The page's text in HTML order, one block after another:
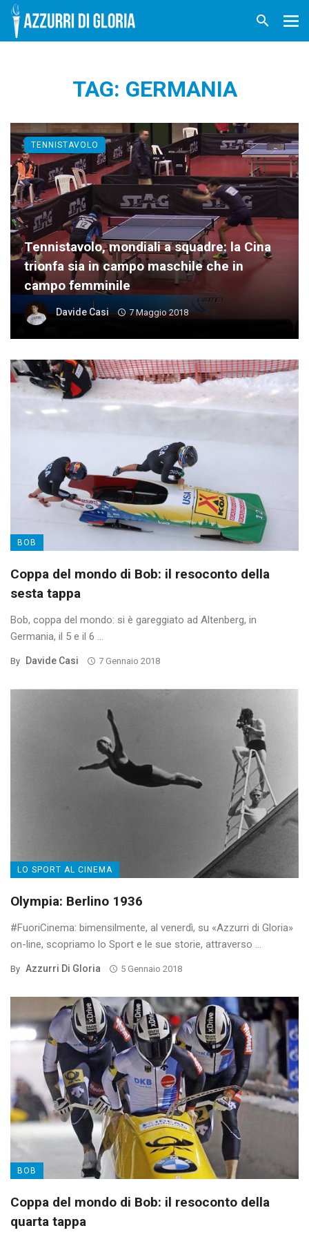
TAG: GERMANIA
Tennistavolo, mondiali a squadre: la Cina
trionfa sia in campo maschile che in
campo femminile
Davide Casi 7 Maggio 2018
TENNISTAVOLO
BOB
Coppa del mondo di Bob: il resoconto della
sesta tappa
Bob, coppa del mondo: si è gareggiato ad Altenberg, in
Germania, il 5 e il 6 ...
By Davide Casi 7 Gennaio 2018
LO SPORT AL CINEMA
Olympia: Berlino 1936
#FuoriCinema: bimensilmente, al venerdì, su «Azzurri di Gloria»
on-line, scopriamo lo Sport e le sue storie, attraverso ...
By Azzurri Di Gloria 5 Gennaio 2018
BOB
Coppa del mondo di Bob: il resoconto della
quarta tappa